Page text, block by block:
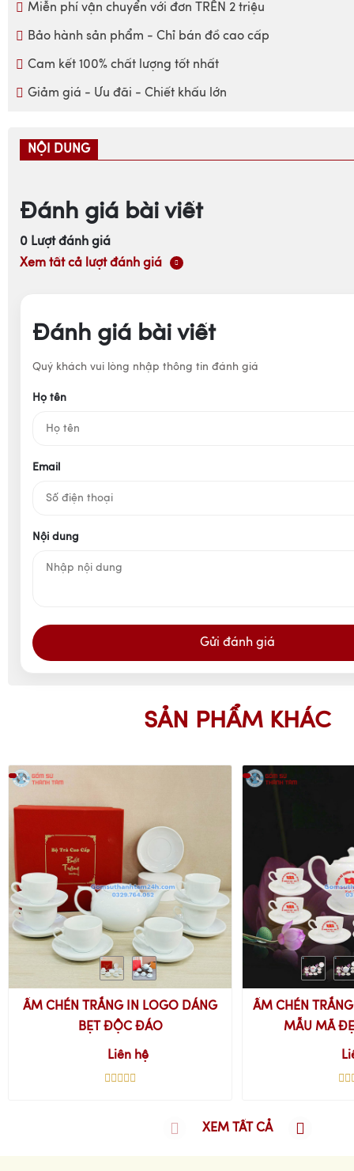
Miễn phí vận chuyển với đơn TRÊN 2 triệu
Bảo hành sản phẩm - Chỉ bán đồ cao cấp
Cam kết 100% chất lượng tốt nhất
Giảm giá - Ưu đãi - Chiết khấu lớn
NỘI DUNG
Đánh giá bài viết
0 Lượt đánh giá
Xem tất cả lượt đánh giá
Đánh giá bài viết
Quý khách vui lòng nhập thông tin đánh giá
Họ tên
Email
Nội dung
Gửi đánh giá
SẢN PHẨM KHÁC
ẤM CHÉN TRẮNG IN LOGO DÁNG
BẸT ĐỘC ĐÁO
Liên hệ
ẤM CHÉN
MẪU MÃ
XEM TẤT CẢ